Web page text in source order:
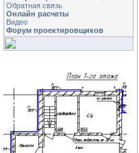
Обратная связь
Онлайн расчеты
Видео
Форум проектировщиков